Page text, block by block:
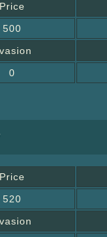
Price
500
0
Price
520